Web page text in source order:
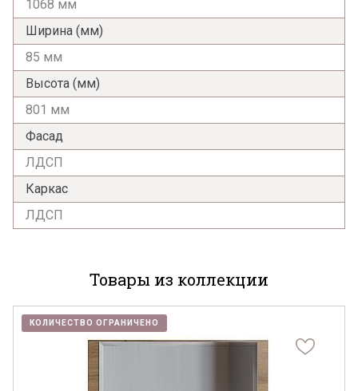
Я ознакомлен с
обработки персональных данных и
согласен на их обработку.
1068 мм
Ширина (мм)
85 мм
Высота (мм)
801 мм
Фасад
ЛДСП
Каркас
ЛДСП
Товары из коллекции
КОЛИЧЕСТВО ОГРАНИЧЕНО